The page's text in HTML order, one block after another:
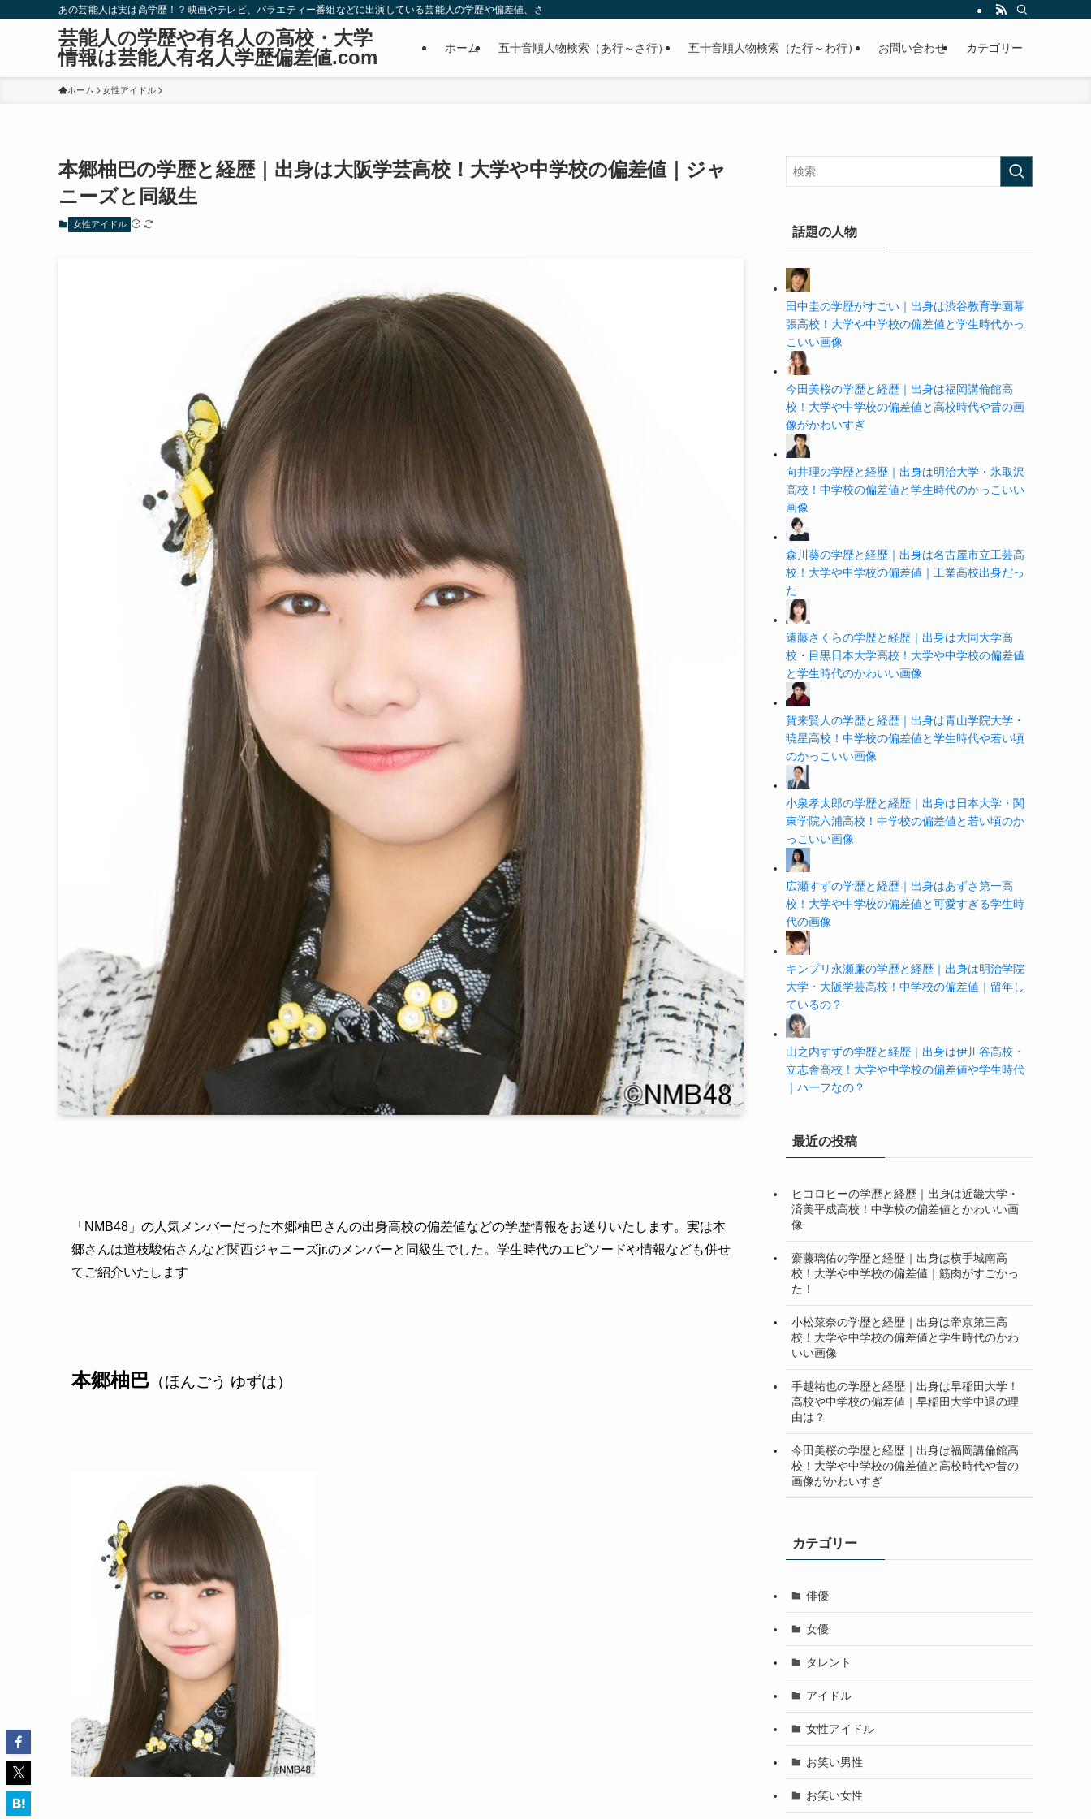
あの芸能人は実は高学歴！？映画やテレビ、バラエティー番組などに出演している芸能人の学歴や偏差値、さらに政治家やスポーツ選手などの有名人の学歴や高校・大学の偏差値まで紹介していきます。
芸能人の学歴や有名人の高校・大学
情報は芸能人有名人学歴偏差値.com
ホーム 五十音順人物検索（あ行～さ行） 五十音順人物検索（た行～わ行） お問い合わせ カテゴリー
ホーム 女性アイドル
本郷柚巴の学歴と経歴｜出身は大阪学芸高校！大学や中学校の偏差値｜ジャ
ニーズと同級生
女性アイドル
「 NMB48 」の人気メンバーだった本郷柚巴さんの出身高校の偏差値などの学歴情報をお送りいたします。実は本
郷さんは道枝駿佑さんなど関西ジャニーズjr.のメンバーと同級生でした。学生時代のエピソードや情報なども併せ
てご紹介いたします
本郷柚巴 （ほんごう ゆずは）
話題の人物
田中圭の学歴がすごい｜出身は渋谷教育学園幕
張高校！大学や中学校の偏差値と学生時代かっ
こいい画像
今田美桜の学歴と経歴｜出身は福岡講倫館高
校！大学や中学校の偏差値と高校時代や昔の画
像がかわいすぎ
向井理の学歴と経歴｜出身は明治大学・氷取沢
高校！中学校の偏差値と学生時代のかっこいい
画像
森川葵の学歴と経歴｜出身は名古屋市立工芸高
校！大学や中学校の偏差値｜工業高校出身だっ
た
遠藤さくらの学歴と経歴｜出身は大同大学高
校・目黒日本大学高校！大学や中学校の偏差値
と学生時代のかわいい画像
賀来賢人の学歴と経歴｜出身は青山学院大学・
暁星高校！中学校の偏差値と学生時代や若い頃
のかっこいい画像
小泉孝太郎の学歴と経歴｜出身は日本大学・関
東学院六浦高校！中学校の偏差値と若い頃のか
っこいい画像
広瀬すずの学歴と経歴｜出身はあずさ第一高
校！大学や中学校の偏差値と可愛すぎる学生時
代の画像
キンプリ永瀬廉の学歴と経歴｜出身は明治学院
大学・大阪学芸高校！中学校の偏差値｜留年し
ているの？
山之内すずの学歴と経歴｜出身は伊川谷高校・
立志舎高校！大学や中学校の偏差値や学生時代
｜ハーフなの？
最近の投稿
ヒコロヒーの学歴と経歴｜出身は近畿大学・
済美平成高校！中学校の偏差値とかわいい画
像
齋藤璃佑の学歴と経歴｜出身は横手城南高
校！大学や中学校の偏差値｜筋肉がすごかっ
た！
小松菜奈の学歴と経歴｜出身は帝京第三高
校！大学や中学校の偏差値と学生時代のかわ
いい画像
手越祐也の学歴と経歴｜出身は早稲田大学！
高校や中学校の偏差値｜早稲田大学中退の理
由は？
今田美桜の学歴と経歴｜出身は福岡講倫館高
校！大学や中学校の偏差値と高校時代や昔の
画像がかわいすぎ
カテゴリー
俳優
女優
タレント
アイドル
女性アイドル
お笑い男性
お笑い女性